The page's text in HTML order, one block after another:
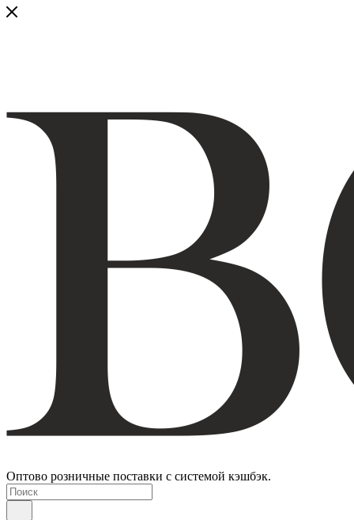
Оптово розничные поставки с системой кэшбэк.